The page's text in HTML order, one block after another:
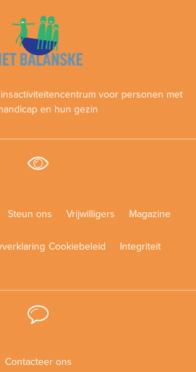
voor personen met
en hun gezin
Steun ons Vrijwilligers Magazine
Cookiebeleid Integriteit
Contacteer ons